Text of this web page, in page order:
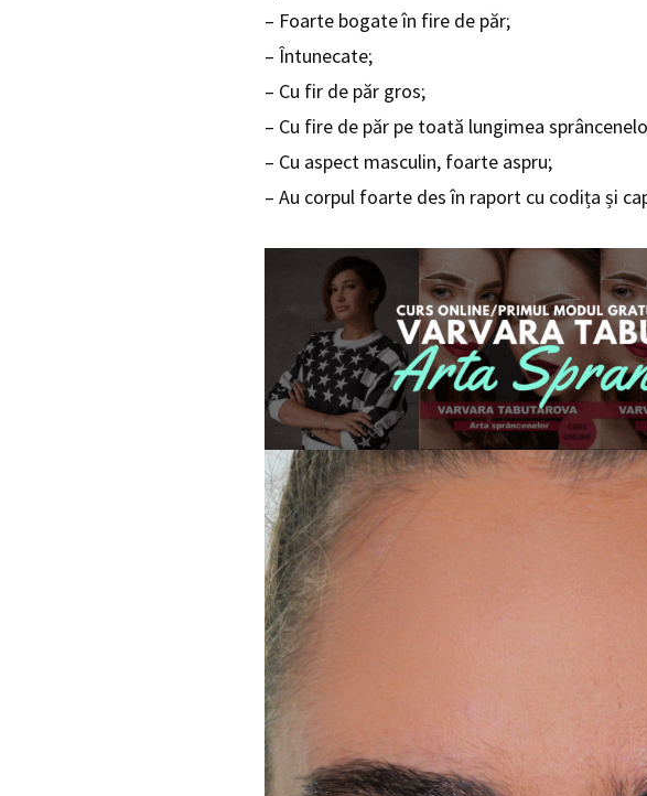
– Foarte bogate în fire de păr;
– Întunecate;
– Cu fir de păr gros;
– Cu fire de păr pe toată lungimea
– Cu aspect masculin, foarte aspru;
– Au corpul foarte des în raport cu codița și